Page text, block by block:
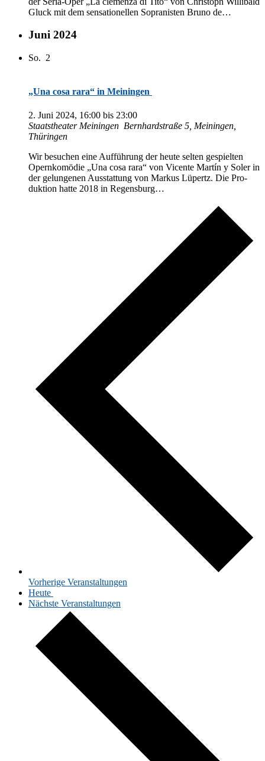
Gluck mit dem sen­sa­tio­nel­len So­pra­nis­ten Bru­no de…
Juni 2024
So. 2
„Una cosa rara“ in Meiningen
2. Juni 2024, 16:00 bis 23:00
Staats­thea­ter Meiningen Bern­hard­stra­ße 5, Mei­nin­gen,
Thüringen
Wir be­su­chen eine Auf­füh­rung der heu­te sel­ten ge­spiel­ten
Opern­ko­mö­die „Una cosa rara“ von Vi­cen­te Mar­tín y So­ler in
der ge­lun­ge­nen Aus­stat­tung von Mar­kus Lü­pertz. Die Pro­
duk­ti­on hat­te 2018 in Regensburg…
Vor­he­ri­ge Ver­an­stal­tun­gen
Heute
Nächs­te Ver­an­stal­tun­gen